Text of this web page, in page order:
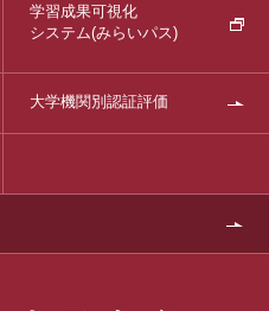
学習成果可視化
システム(みらいパス)
大学機関別認証評価